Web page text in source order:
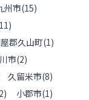
州市(15)
11)
郡久山町(1)
市(2)
久留米市(8)
2) 小郡市(1)